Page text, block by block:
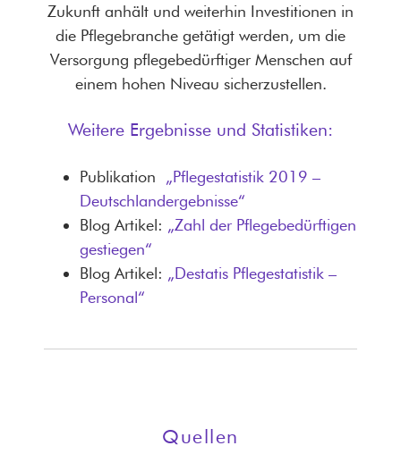
Zukunft anhält und weiterhin Investitionen in
die Pflegebranche getätigt werden, um die
Versorgung pflegebedürftiger Menschen auf
einem hohen Niveau sicherzustellen.
Weitere Ergebnisse und Statistiken:
Publikation „Pflegestatistik 2019 –
Deutschlandergebnisse“
Blog Artikel: „Zahl der Pflegebedürftigen
gestiegen“
Blog Artikel: „Destatis Pflegestatistik –
Personal“
Quellen